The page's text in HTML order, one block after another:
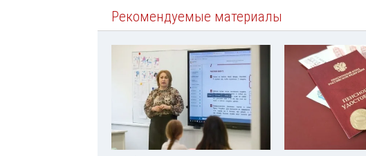
Рекомендуемые материалы